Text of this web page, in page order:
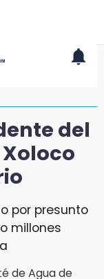
del
por presunto
millones